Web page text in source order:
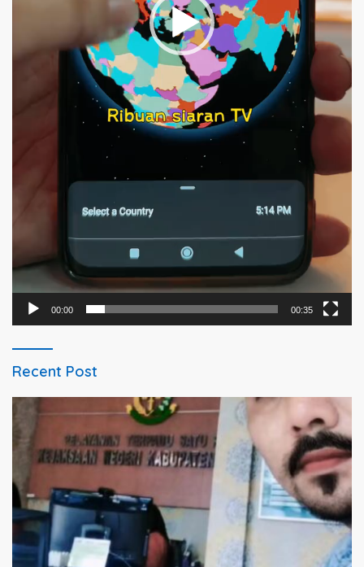
00:00 00:35
Recent Post